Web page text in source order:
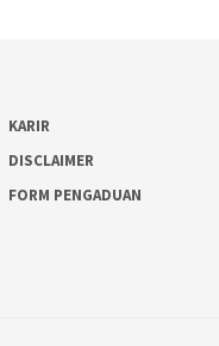
KARIR
DISCLAIMER
FORM PENGADUAN